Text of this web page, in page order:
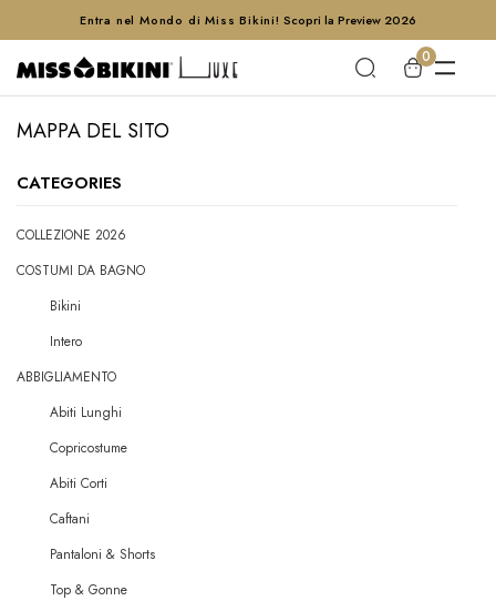
Entra nel Mondo di Miss Bikini! Scopri la Preview 2026
0
MAPPA DEL SITO
CATEGORIES
COLLEZIONE 2026
COSTUMI DA BAGNO
Bikini
Intero
ABBIGLIAMENTO
Abiti Lunghi
Copricostume
Abiti Corti
Caftani
Pantaloni & Shorts
Top & Gonne